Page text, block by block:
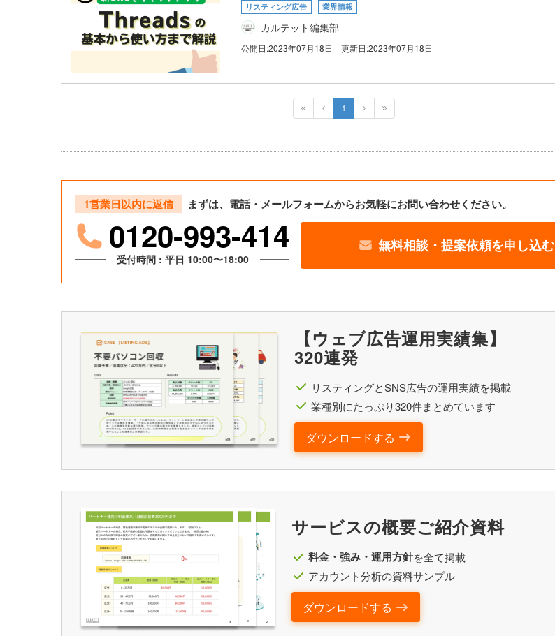
リスティング広告 業界情報
カルテット編集部
公開日:2023年07月18日 更新日:2023年07月18日
1
1営業日以内に返信 まずは、電話・メールフォームからお気軽にお問い合わせください。
0120-993-414
受付時間 : 平日 10:00〜18:00
無料相談・提案依頼を申し込む
【ウェブ広告運用実績集】
320連発
リスティングとSNS広告の運用実績を掲載
業種別にたっぷり320件まとめています
ダウンロードする
サービスの概要ご紹介資料
料金・強み・運用方針を全て掲載
アカウント分析の資料サンプル
ダウンロードする